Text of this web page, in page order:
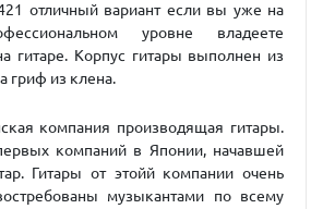
отличный вариант если вы уже на
уровне владеете
гитаре. Корпус гитары выполнен из
гриф из клена.
компания производящая гитары.
компаний в Японии, начавшей
Гитары от этойй компании очень
музыкантами по всему